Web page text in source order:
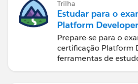
Trilha
Estudar para o
Platform Developer
Prepare-se para o
certificação Platform
ferramentas de